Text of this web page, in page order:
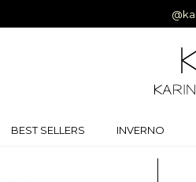
BEST SELLERS INVERNO